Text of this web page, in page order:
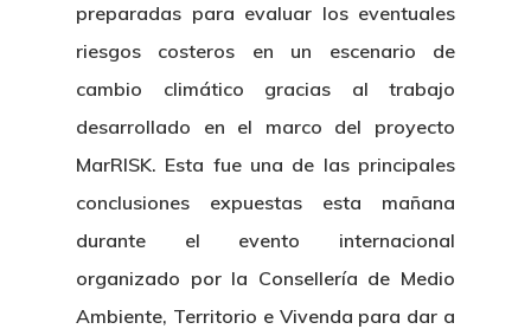
preparadas para evaluar los eventuales
riesgos costeros en un escenario de
cambio climático gracias al trabajo
desarrollado en el marco del proyecto
MarRISK. Esta fue una de las principales
conclusiones expuestas esta mañana
durante el evento internacional
organizado por la Consellería de Medio
Ambiente, Territorio e Vivenda para dar a